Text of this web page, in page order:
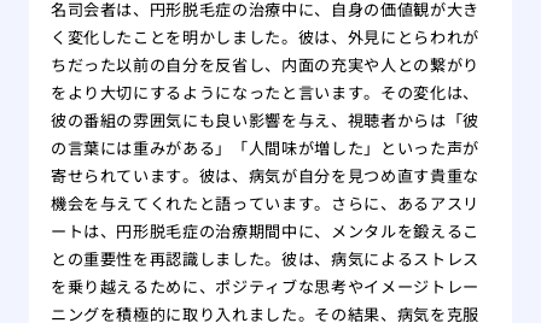
名司会者は、円形脱毛症の治療中に、自身の価値観が大き
く変化したことを明かしました。彼は、外見にとらわれが
ちだった以前の自分を反省し、内面の充実や人との繋がり
をより大切にするようになったと言います。その変化は、
彼の番組の雰囲気にも良い影響を与え、視聴者からは「彼
の言葉には重みがある」「人間味が増した」といった声が
寄せられています。彼は、病気が自分を見つめ直す貴重な
機会を与えてくれたと語っています。さらに、あるアスリ
ートは、円形脱毛症の治療期間中に、メンタルを鍛えるこ
との重要性を再認識しました。彼は、病気によるストレス
を乗り越えるために、ポジティブな思考やイメージトレー
ニングを積極的に取り入れました。その結果、病気を克服